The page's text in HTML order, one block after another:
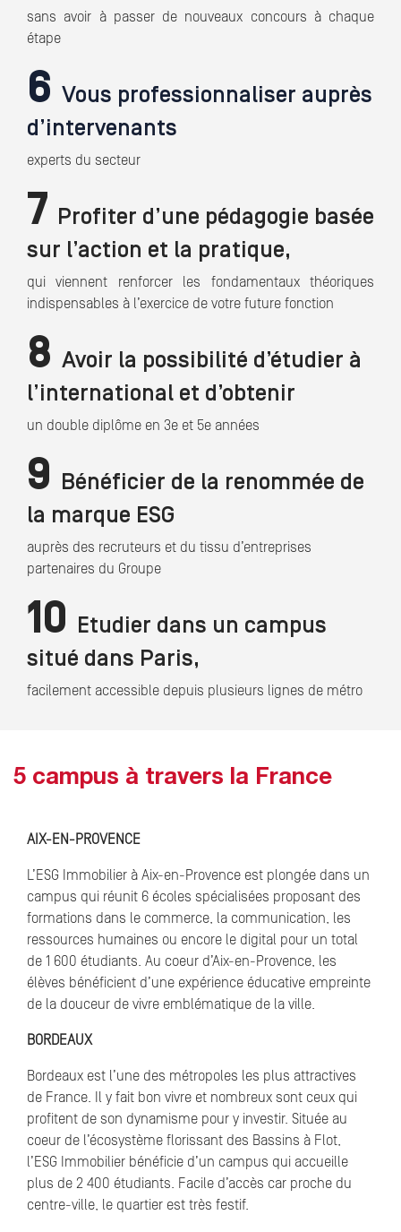
sans avoir à passer de nouveaux concours à chaque
étape
6 Vous professionnaliser auprès
d’intervenants
experts du secteur
7 Profiter d’une pédagogie basée
sur l’action et la pratique,
qui viennent renforcer les fondamentaux théoriques
indispensables à l’exercice de votre future fonction
8 Avoir la possibilité d’étudier à
l’international et d’obtenir
un double diplôme en 3e et 5e années
9 Bénéficier de la renommée de
la marque ESG
auprès des recruteurs et du tissu d’entreprises
partenaires du Groupe
10 Etudier dans un campus
situé dans Paris,
facilement accessible depuis plusieurs lignes de métro
5 campus à travers la France
AIX-EN-PROVENCE
L’ESG Immobilier à Aix-en-Provence est plongée dans un
campus qui réunit 6 écoles spécialisées proposant des
formations dans le commerce, la communication, les
ressources humaines ou encore le digital pour un total
de 1 600 étudiants. Au coeur d’Aix-en-Provence, les
élèves bénéficient d’une expérience éducative empreinte
de la douceur de vivre emblématique de la ville.
BORDEAUX
Bordeaux est l’une des métropoles les plus attractives
de France. Il y fait bon vivre et nombreux sont ceux qui
profitent de son dynamisme pour y investir. Située au
coeur de l’écosystème florissant des Bassins à Flot,
l’ESG Immobilier bénéficie d’un campus qui accueille
plus de 2 400 étudiants. Facile d’accès car proche du
centre-ville, le quartier est très festif.